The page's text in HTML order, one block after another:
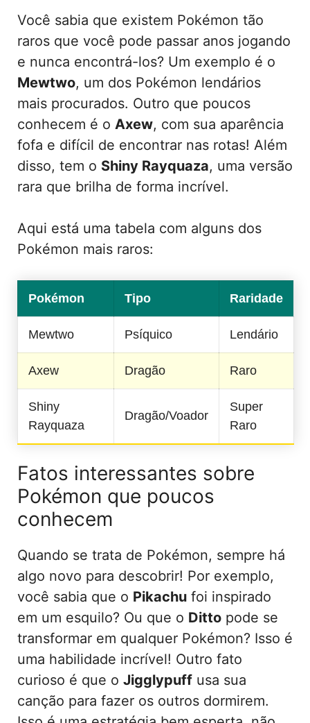
Você sabia que existem Pokémon tão
raros que você pode passar anos jogando
e nunca encontrá-los? Um exemplo é o
Mewtwo, um dos Pokémon lendários
mais procurados. Outro que poucos
conhecem é o Axew, com sua aparência
fofa e difícil de encontrar nas rotas! Além
disso, tem o Shiny Rayquaza, uma versão
rara que brilha de forma incrível.
Aqui está uma tabela com alguns dos
Pokémon mais raros:
Pokémon Tipo Raridade
Mewtwo Psíquico Lendário
Axew Dragão Raro
Shiny
Rayquaza
Dragão/Voador
Super
Raro
Fatos interessantes sobre
Pokémon que poucos
conhecem
Quando se trata de Pokémon, sempre há
algo novo para descobrir! Por exemplo,
você sabia que o Pikachu foi inspirado
em um esquilo? Ou que o Ditto pode se
transformar em qualquer Pokémon? Isso é
uma habilidade incrível! Outro fato
curioso é que o Jigglypuff usa sua
canção para fazer os outros dormirem.